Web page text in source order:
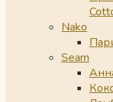
Nako
Seam